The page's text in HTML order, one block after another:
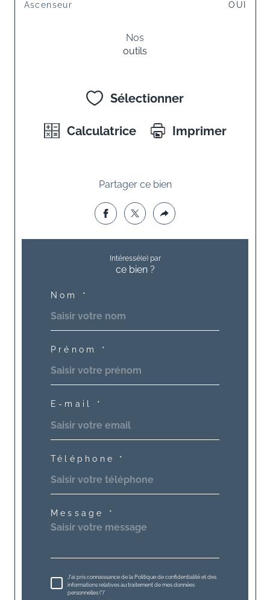
Ascenseur OUI
Nos
outils
Sélectionner
Calculatrice Imprimer
Partager ce bien
Intéressé(e) par
ce bien ?
Nom *
Prénom *
E-mail *
Téléphone *
Message *
J'ai pris connaissance de la Politique de confidentialité et des
informations relatives au traitement de mes données
personnelles (*)*